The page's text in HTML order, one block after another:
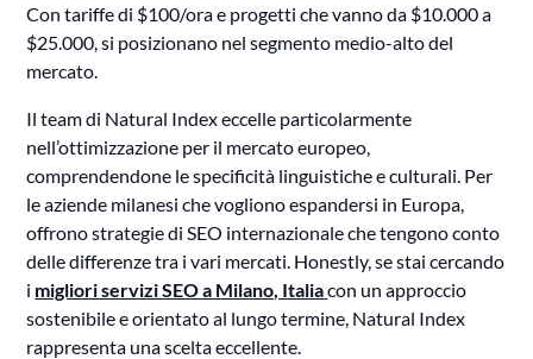
Con tariffe di $100/ora e progetti che vanno da $10.000 a
$25.000, si posizionano nel segmento medio-alto del
mercato.
Il team di Natural Index eccelle particolarmente
nell’ottimizzazione per il mercato europeo,
comprendendone le specificità linguistiche e culturali. Per
le aziende milanesi che vogliono espandersi in Europa,
offrono strategie di SEO internazionale che tengono conto
delle differenze tra i vari mercati. Honestly, se stai cercando
i migliori servizi SEO a Milano, Italiacon un approccio
sostenibile e orientato al lungo termine, Natural Index
rappresenta una scelta eccellente.